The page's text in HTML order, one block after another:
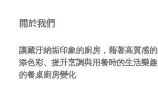
關於我們
讓藏汙納垢印象的廚房，藉著高質感
添色彩、提升烹調與用餐時的生活樂
的餐桌廚房變化